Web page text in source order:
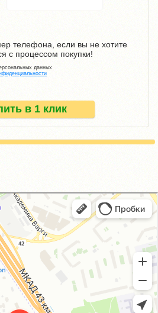
в 1 клик
телефона, если вы не хотите
с процессом покупки!
данных
в Москве